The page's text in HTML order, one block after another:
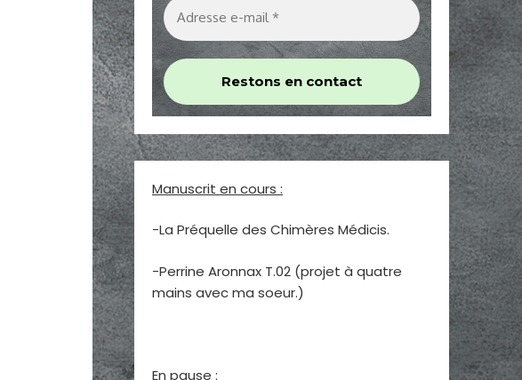
Manuscrit en cours :
-La Préquelle des Chimères Médicis.
-Perrine Aronnax T.02 (projet à quatre
mains avec ma soeur.)
En pause :